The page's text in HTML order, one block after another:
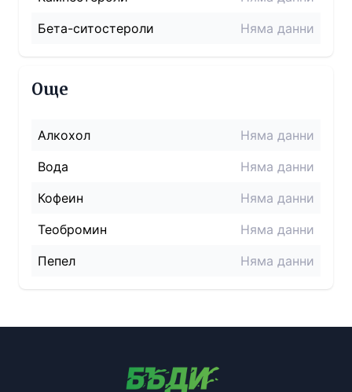
Бета-ситостероли
Няма данни
Още
Алкохол
Няма данни
Вода
Няма данни
Кофеин
Няма данни
Теобромин
Няма данни
Пепел
Няма данни